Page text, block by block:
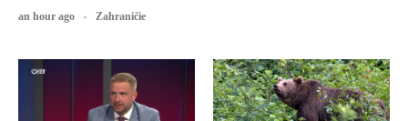
an hour ago Zahraničie